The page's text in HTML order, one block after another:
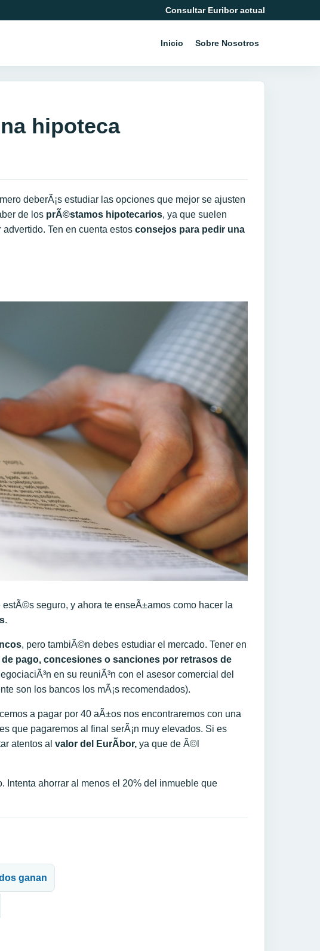
Consultar Euribor actual
Inicio Sobre Nosotros
hipoteca
deberÃ¡s estudiar las opciones que mejor se ajusten
de los prÃ©stamos hipotecarios, ya que suelen
Ten en cuenta estos consejos para pedir una
seguro, y ahora te enseÃ±amos como hacer la
.
, pero tambiÃ©n debes estudiar el mercado. Tener en
pago, concesiones o sanciones por retrasos de
en su reuniÃ³n con el asesor comercial del
son los bancos los mÃ¡s recomendados).
a pagar por 40 aÃ±os nos encontraremos con una
que pagaremos al final serÃ¡n muy elevados. Si es
atentos al valor del EurÃ­bor, ya que de Ã©l
Intenta ahorrar al menos el 20% del inmueble que
ganan